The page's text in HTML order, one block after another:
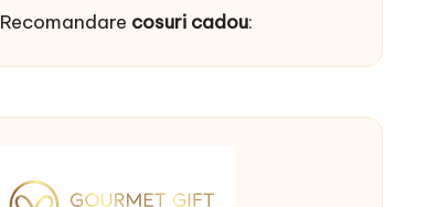
Recomandare cosuri cadou: